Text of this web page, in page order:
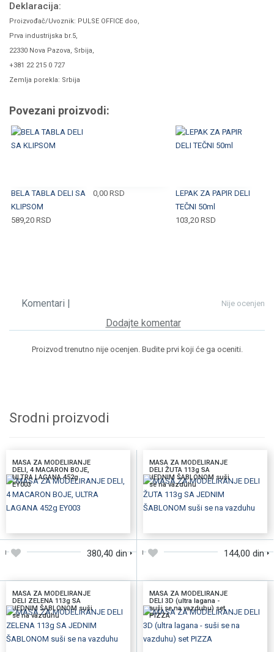
Deklaracija:
Proizvođač/Uvoznik: PULSE OFFICE doo,
Prva industrijska br.5,
22330 Nova Pazova, Srbija,
+381 22 215 0 727
Zemlja porekla: Srbija
Povezani proizvodi:
BELA TABLA DELI SA
KLIPSOM
589,20 RSD
0,00RSD
LEPAK ZA PAPIR DELI
TEČNI 50ml
103,20 RSD
Nije ocenjen
Komentari |
Dodajte komentar
Proizvod trenutno nije ocenjen. Budite prvi koji će ga oceniti.
Srodni proizvodi
MASA ZA MODELIRANJE
DELI, 4 MACARON BOJE,
ULTRA LAGANA 452g
EY003
380,40 din
MASA ZA MODELIRANJE
DELI ŽUTA 113g SA
JEDNIM ŠABLONOM suši
se na vazduhu
144,00 din
MASA ZA MODELIRANJE
DELI ZELENA 113g SA
JEDNIM ŠABLONOM suši
se na vazduhu
MASA ZA MODELIRANJE
DELI 3D (ultra lagana -
suši se na vazduhu) set
PIZZA